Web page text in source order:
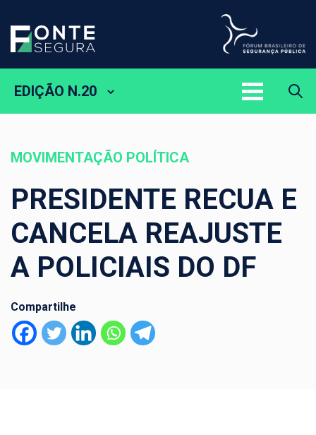
EDIÇÃO N.20
MOVIMENTAÇÃO POLÍTICA
PRESIDENTE RECUA E
CANCELA REAJUSTE
A POLICIAIS DO DF
Compartilhe